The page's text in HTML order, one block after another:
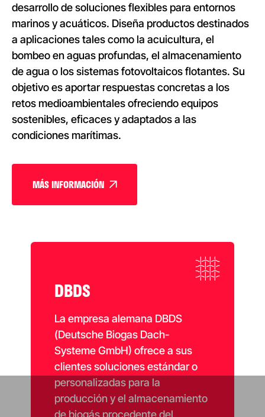
desarrollo de soluciones flexibles para entornos
marinos y acuáticos. Diseña productos destinados
a aplicaciones tales como la acuicultura, el
bombeo en aguas profundas, el almacenamiento
de agua o los sistemas fotovoltaicos flotantes. Su
objetivo es aportar respuestas concretas a los
retos medioambientales ofreciendo equipos
sostenibles, eficaces y adaptados a las
condiciones marítimas.
MÁS INFORMACIÓN
DBDS
La empresa alemana DBDS
(Deutsche Biogas Dach-
Systeme GmbH) ofrece a sus
clientes soluciones estándar o
personalizadas para la
producción y el almacenamiento
de biogás procedente del